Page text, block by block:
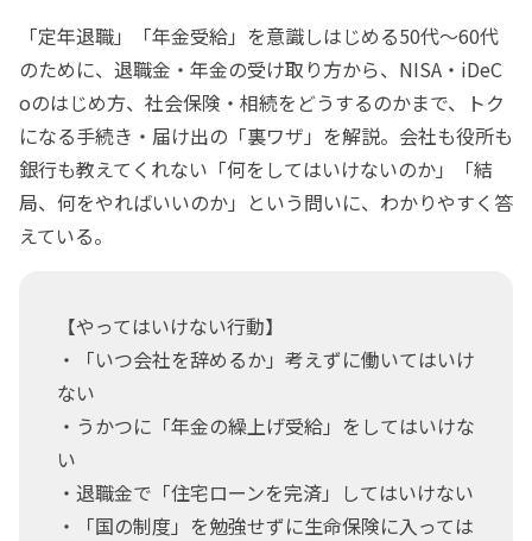
「定年退職」「年金受給」を意識しはじめる50代～60代
のために、退職金・年金の受け取り方から、NISA・iDeC
oのはじめ方、社会保険・相続をどうするのかまで、トク
になる手続き・届け出の「裏ワザ」を解説。会社も役所も
銀行も教えてくれない「何をしてはいけないのか」「結
局、何をやればいいのか」という問いに、わかりやすく答
えている。
【やってはいけない行動】
・「いつ会社を辞めるか」考えずに働いてはいけ
ない
・うかつに「年金の繰上げ受給」をしてはいけな
い
・退職金で「住宅ローンを完済」してはいけない
・「国の制度」を勉強せずに生命保険に入っては